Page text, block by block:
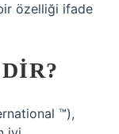
özelliği ifade
™),